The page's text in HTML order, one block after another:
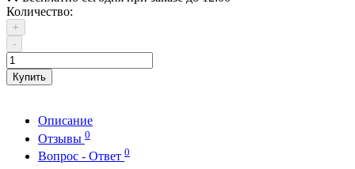
Количество:
+
-
Купить
Описание
Отзывы 0
Вопрос - Ответ 0